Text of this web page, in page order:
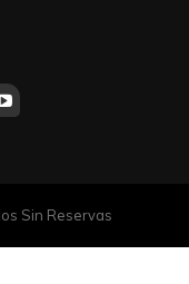
Sin Reservas